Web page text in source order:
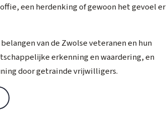
een herdenking of gewoon het gevoel er
van de Zwolse veteranen en hun
erkenning en waardering, en
door getrainde vrijwilligers.